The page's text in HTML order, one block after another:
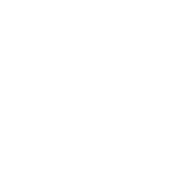
约清洗液。同时产生更大
射水流更集中，冲击力更